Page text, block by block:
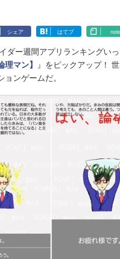
シェア はてブ
ダー週間アプリランキングい
理マン】
』をピックアップ！
ンゲームだ。